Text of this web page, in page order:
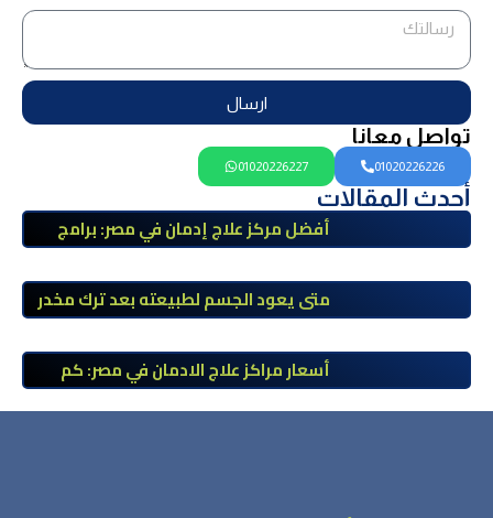
ارسال
تواصل معانا
01020226226
01020226227
أحدث المقالات
أفضل مركز علاج إدمان في مصر: برامج
طبي
متى يعود الجسم لطبيعته بعد ترك مخدر
أسعار مراكز علاج الادمان في مصر: كم
تبلغ التكلفة وما الذي يشمله سعر